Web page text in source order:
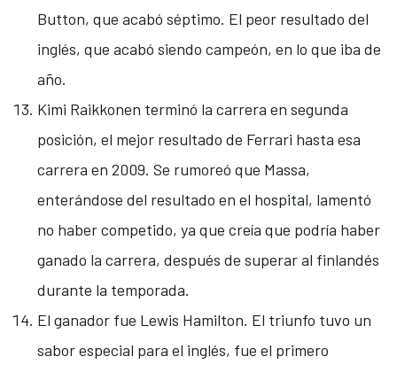
Button, que acabó séptimo. El peor resultado del
inglés, que acabó siendo campeón, en lo que iba de
año.
Kimi Raikkonen terminó la carrera en segunda
posición, el mejor resultado de Ferrari hasta esa
carrera en 2009. Se rumoreó que Massa,
enterándose del resultado en el hospital, lamentó
no haber competido, ya que creía que podría haber
ganado la carrera, después de superar al finlandés
durante la temporada.
El ganador fue Lewis Hamilton. El triunfo tuvo un
sabor especial para el inglés, fue el primero